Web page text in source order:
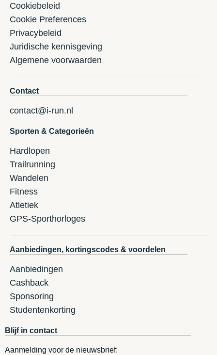
Cookiebeleid
Cookie Preferences
Privacybeleid
Juridische kennisgeving
Algemene voorwaarden
Contact
contact@i-run.nl
Sporten & Categorieën
Hardlopen
Trailrunning
Wandelen
Fitness
Atletiek
GPS-Sporthorloges
Aanbiedingen, kortingscodes & voordelen
Aanbiedingen
Cashback
Sponsoring
Studentenkorting
Blijf in contact
Aanmelding voor de nieuwsbrief: